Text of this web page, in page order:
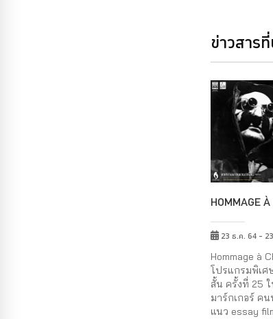
ข่าวสาร
HOMMAGE
23 ธ.ค. 64 -
Hommage à
โปรแกรมพิเศ
สั้น ครั้งที่ 25
มาร์กเกอร์ ค
แนว essay